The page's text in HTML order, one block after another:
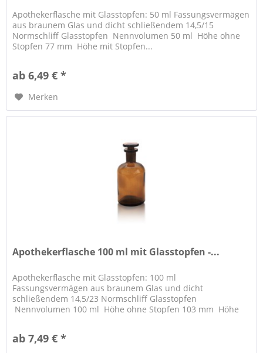
Apothekerflasche mit Glasstopfen: 50 ml Fassungsvermägen
aus braunem Glas und dicht schließendem 14,5/15
Normschliff Glasstopfen Nennvolumen 50 ml Höhe ohne
Stopfen 77 mm Höhe mit Stopfen...
ab 6,49 € *
Merken
Apothekerflasche 100 ml mit Glasstopfen -...
Apothekerflasche mit Glasstopfen: 100 ml
Fassungsvermägen aus braunem Glas und dicht
schließendem 14,5/23 Normschliff Glasstopfen
Nennvolumen 100 ml Höhe ohne Stopfen 103 mm Höhe
ab 7,49 € *